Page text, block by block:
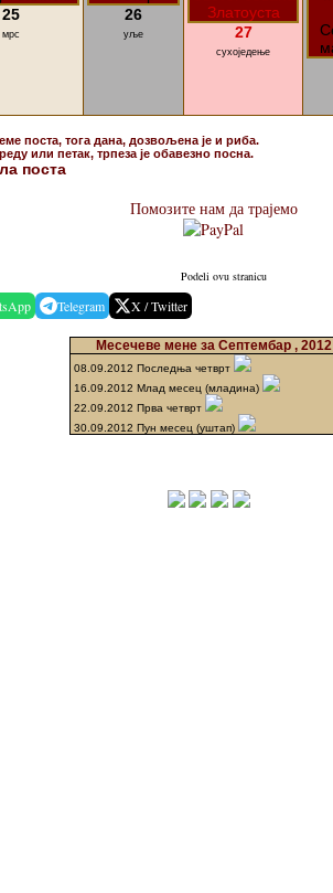
25
мрс
26
уље 27
сухоједење
поста, тога дана, дозвољена је и риба.
или петак, трпеза је обавезно посна.
поста
Помозите нам да трајемо
Podeli ovu stranicu
Telegram X / Twitter
Месечеве мене за Септембар , 2012
08.09.2012 Последња четврт
16.09.2012 Млад месец (младина)
22.09.2012 Прва четврт
30.09.2012 Пун месец (уштап)